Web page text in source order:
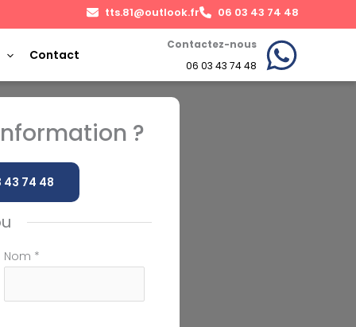
tts.81@outlook.fr 06 03 43 74 48
Contact
Contactez-nous
06 03 43 74 48
?
43 74 48
Nom *